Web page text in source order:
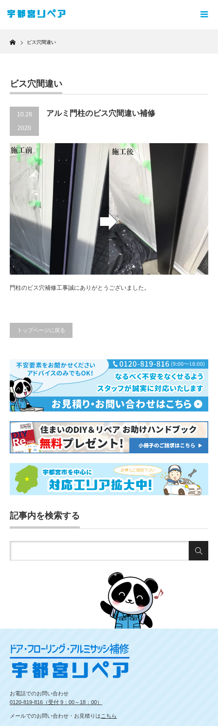
Home
ビス穴間違い
ビス穴間違い
10.28
2020
アルミ門柱のビス穴間違い補修
門柱のビス穴補修工事誠にありがとうございました。
トップページに戻る
記事内を検索する
お電話でのお問い合わせ
0120-819-816（受付 9：00～18：00）
メールでのお問い合わせ・お見積りは こちら